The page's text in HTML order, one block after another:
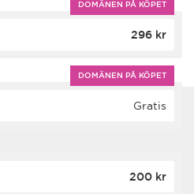
DOMÄNEN PÅ KÖPET
296 kr
DOMÄNEN PÅ KÖPET
Gratis
200 kr